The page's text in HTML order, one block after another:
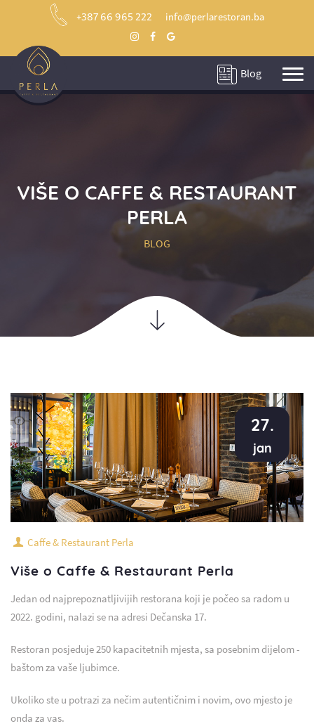
+387 66 965 222 info@perlarestoran.ba
Blog
VIŠE O CAFFE & RESTAURANT
PERLA
BLOG
27.
jan
Caffe & Restaurant Perla
Više o Caffe & Restaurant Perla
Jedan od najprepoznatljivijih restorana koji je počeo sa radom u
2022. godini, nalazi se na adresi Dečanska 17.
Restoran posjeduje 250 kapacitetnih mjesta, sa posebnim dijelom -
baštom za vaše ljubimce.
Ukoliko ste u potrazi za nečim autentičnim i novim, ovo mjesto je
onda za vas.